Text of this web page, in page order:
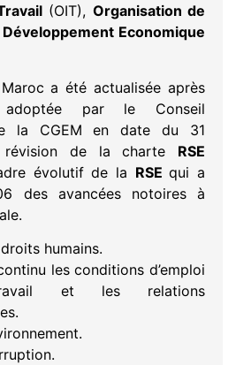
(OIT), Organisation de
Economique
a été actualisée après
par le Conseil
la CGEM en date du 31
révision de la charte RSE
évolutif de la RSEqui a
des avancées notoires à
humains.
les conditions d’emploi
et les relations